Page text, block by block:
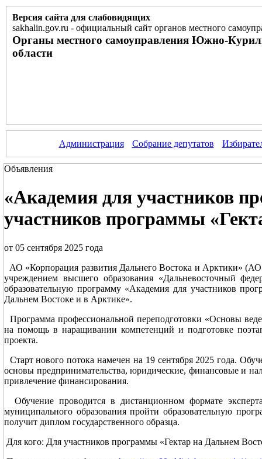
Версия сайта для слабовидящих
sakhalin.gov.ru - официальный сайт органов местного
Органы местного самоуправления Южно-
области
Администрация Собрание депутатов
Объявления
«Академия для участников
участников программы
от 05 сентября 2025 года
АО «Корпорация развития Дальнего Востока и Арктики»
учреждением высшего образования «Дальневосточный
образовательную программу «Академия для участников
Дальнем Востоке и в Арктике».
Программа профессиональной переподготовки «Основы
на помощь в наращивании компетенций и подготовке
проекта.
Старт нового потока намечен на 19 сентября 2025 года.
основы предпринимательства, юридические, финансовые и
привлечение финансирования.
Обучение проводится в дистанционном формате
муниципального образования пройти образовательную
получит диплом государственного образца.
Для кого: Для участников программы «Гектар на Дальнем